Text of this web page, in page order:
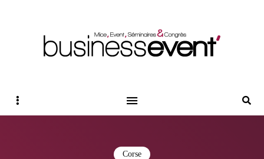
Sidebar
Corse